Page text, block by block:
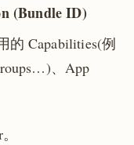
(Bundle ID)
的 Capabilities(例
、App